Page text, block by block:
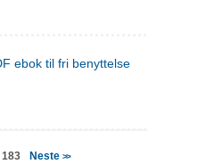
ebok til fri benyttelse
Neste >>